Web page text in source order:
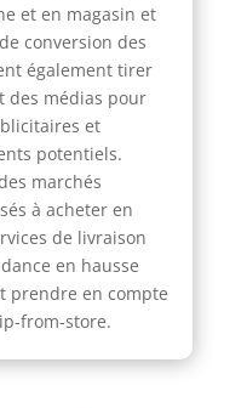
et en magasin et
conversion des
également tirer
des médias pour
et
potentiels.
marchés
à acheter en
de livraison
en hausse
prendre en compte
from-store.